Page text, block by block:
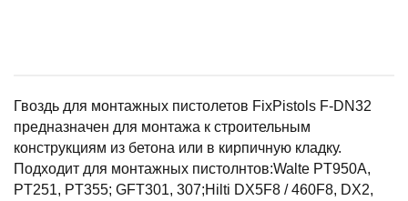
Гвоздь для монтажных пистолетов FixPistols F-DN32
предназначен для монтажа к строительным
конструкциям из бетона или в кирпичную кладку.
Подходит для монтажных пистолнтов:Walte PT950A,
PT251, PT355; GFT301, 307;Hilti DX5F8 / 460F8, DX2,